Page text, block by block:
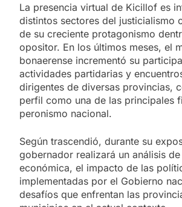
La presencia virtual de Kicillof es
distintos sectores del justicialismo
de su creciente protagonismo
opositor. En los últimos meses, el
bonaerense incrementó su
actividades partidarias y
dirigentes de diversas provincias,
perfil como una de las principales
peronismo nacional.
Según trascendió, durante su
gobernador realizará un análisis
económica, el impacto de las
implementadas por el Gobierno
desafíos que enfrentan las